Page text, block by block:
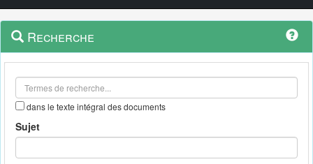
Navigation
outils
Menu
contextuel
Recherche
dans le texte intégral des documents
Sujet